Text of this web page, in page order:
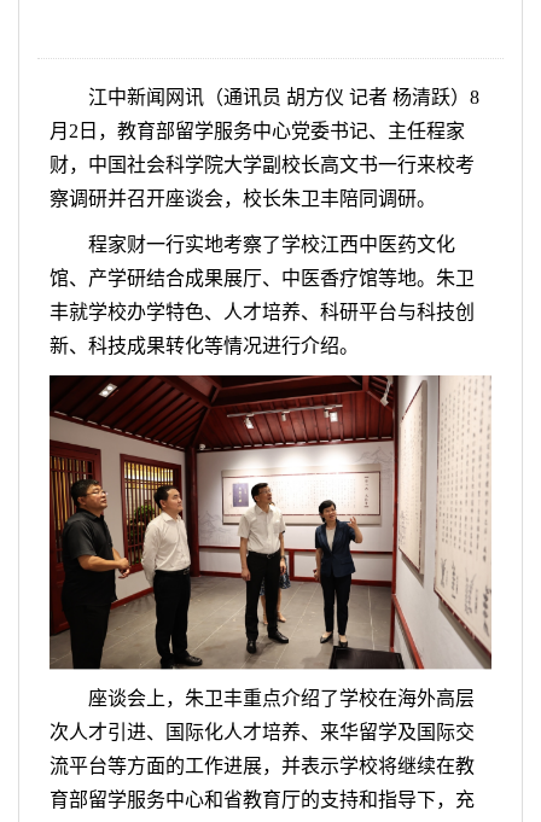
江中新闻网讯（通讯员 胡方仪 记者 杨清跃）8
月2日，教育部留学服务中心党委书记、主任程家
财，中国社会科学院大学副校长高文书一行来校考
察调研并召开座谈会，校长朱卫丰陪同调研。
程家财一行实地考察了学校江西中医药文化
馆、产学研结合成果展厅、中医香疗馆等地。朱卫
丰就学校办学特色、人才培养、科研平台与科技创
新、科技成果转化等情况进行介绍。
座谈会上，朱卫丰重点介绍了学校在海外高层
次人才引进、国际化人才培养、来华留学及国际交
流平台等方面的工作进展，并表示学校将继续在教
育部留学服务中心和省教育厅的支持和指导下，充